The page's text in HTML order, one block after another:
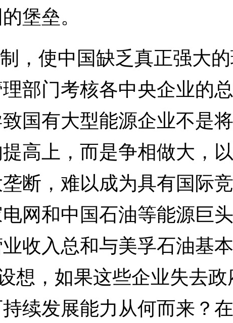
堡垒。
使中国缺乏真正强大的
部门考核各中央企业的
国有大型能源企业不是
高上，而是争相做大，
断，难以成为具有国际
网和中国石油等能源巨
收入总和与美孚石油基
想，如果这些企业失去
续发展能力从何而来？